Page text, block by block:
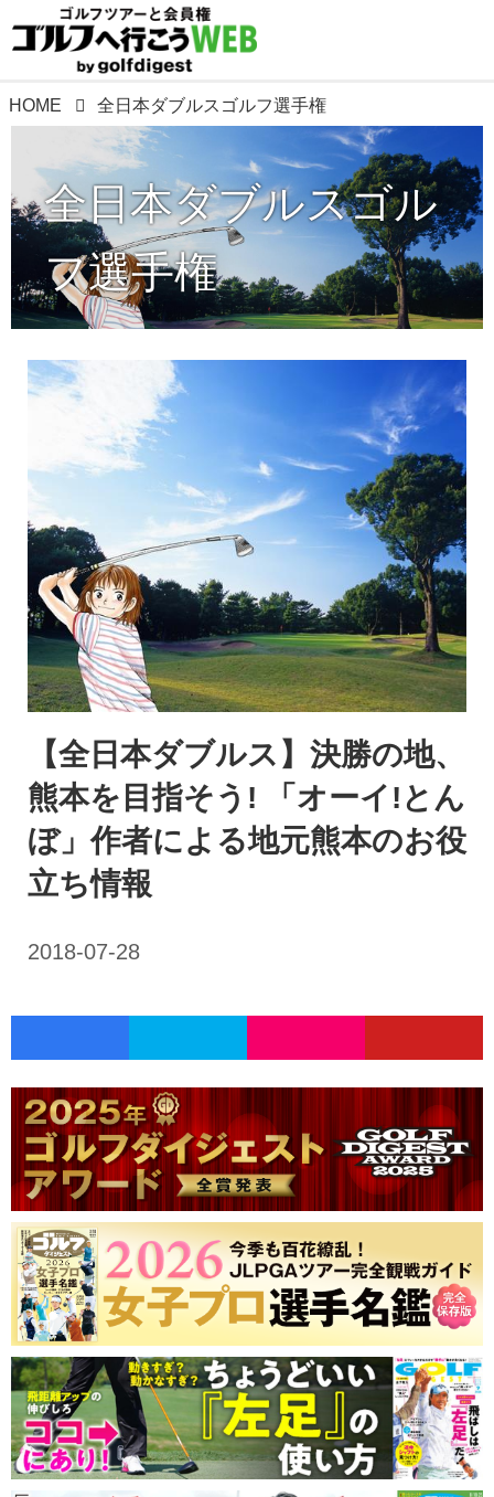
HOME 全日本ダブルスゴルフ選手権
全日本ダブルスゴル
フ選手権
【全日本ダブルス】決勝の地、
熊本を目指そう! 「オーイ!とん
ぼ」作者による地元熊本のお役
立ち情報